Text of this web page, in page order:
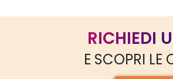
RICHIEDI
E SCOPRI LE